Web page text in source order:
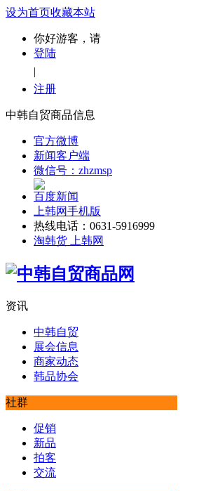
设为首页收藏本站
你好游客，请
登陆
|
注册
中韩自贸商品信息
官方微博
新闻客户端
微信号：zhzmsp
百度新闻
上韩网手机版
热线电话：0631-5916999
淘韩货 上韩网
资讯
中韩自贸
展会信息
商家动态
韩品协会
社群
促销
新品
拍客
交流